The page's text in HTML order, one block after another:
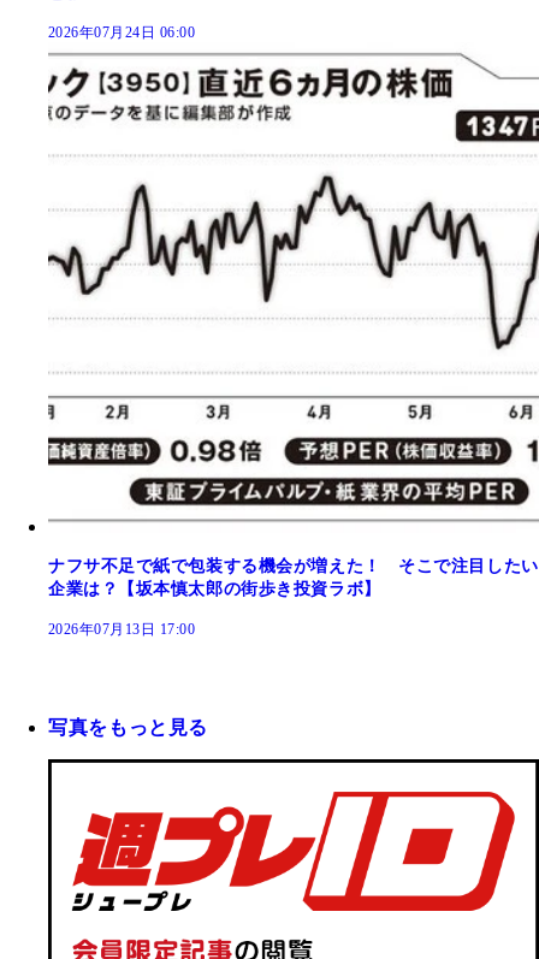
2026年07月24日 06:00
ナフサ不足で紙で包装する機会が増えた！ そこで注目したい
企業は？【坂本慎太郎の街歩き投資ラボ】
2026年07月13日 17:00
写真をもっと見る